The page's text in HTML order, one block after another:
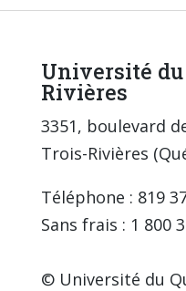
Université du
Rivières
3351, boulevard
Trois-Rivières
Téléphone : 819
Sans frais : 1 800
© Université du